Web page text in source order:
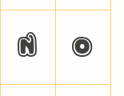
N O